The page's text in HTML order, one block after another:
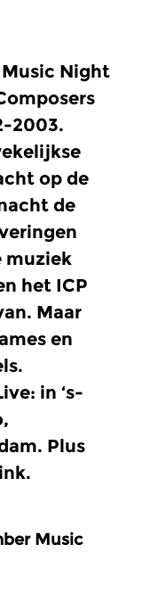
Night
2003.
op de
de
muziek
het ICP
Maar
en
in ‘s-
Plus
Music